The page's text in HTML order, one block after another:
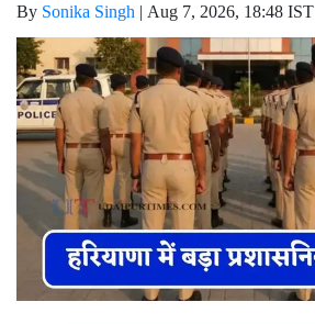
By Sonika Singh | Aug 7, 2026, 18:48 IST